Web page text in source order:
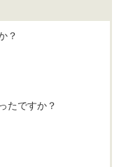
？
たですか？